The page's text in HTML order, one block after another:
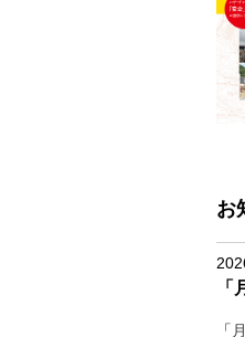
お
「